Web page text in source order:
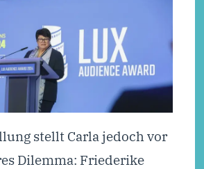
stellt Carla jedoch vor
Dilemma: Friederike